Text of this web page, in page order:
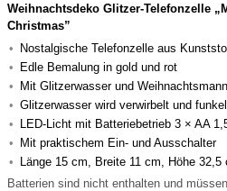
Weihnachtsdeko Glitzer-Telefonzelle
Christmas”
Nostalgische Telefonzelle aus
Edle Bemalung in gold und rot
Mit Glitzerwasser und
Glitzerwasser wird verwirbelt und
LED-Licht mit Batteriebetrieb 3 × AA
Mit praktischem Ein- und Ausschalter
Länge 15 cm, Breite 11 cm, Höhe 32,5
Batterien sind nicht enthalten und